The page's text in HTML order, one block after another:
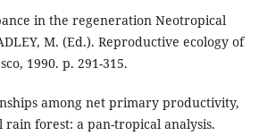
in the regeneration Neotropical
M. (Ed.). Reproductive ecology of
1990. p. 291-315.
among net primary productivity,
forest: a pan-tropical analysis.